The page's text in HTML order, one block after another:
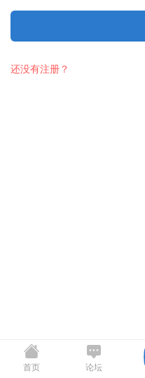
还没有注册？
首页 论坛